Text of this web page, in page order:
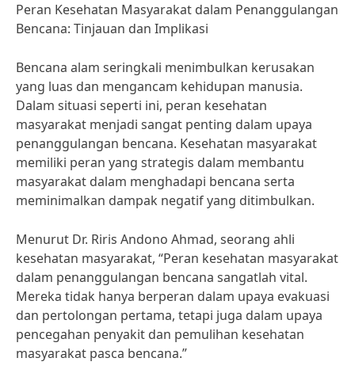
Peran Kesehatan Masyarakat dalam Penanggulangan
Bencana: Tinjauan dan Implikasi
Bencana alam seringkali menimbulkan kerusakan
yang luas dan mengancam kehidupan manusia.
Dalam situasi seperti ini, peran kesehatan
masyarakat menjadi sangat penting dalam upaya
penanggulangan bencana. Kesehatan masyarakat
memiliki peran yang strategis dalam membantu
masyarakat dalam menghadapi bencana serta
meminimalkan dampak negatif yang ditimbulkan.
Menurut Dr. Riris Andono Ahmad, seorang ahli
kesehatan masyarakat, “Peran kesehatan masyarakat
dalam penanggulangan bencana sangatlah vital.
Mereka tidak hanya berperan dalam upaya evakuasi
dan pertolongan pertama, tetapi juga dalam upaya
pencegahan penyakit dan pemulihan kesehatan
masyarakat pasca bencana.”